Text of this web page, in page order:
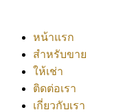
หน้าแรก
สำหรับขาย
ให้เช่า
ติดต่อเรา
เกี่ยวกับเรา